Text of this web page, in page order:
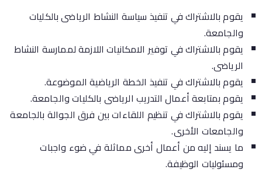
يقوم بالاشتراك في تنفيذ سياسة النشاط الرياضى بالكليات
والجامعة.
يقوم بالاشتراك في توفير الامكانيات اللازمة لممارسة النشاط
الرياضى.
يقوم بالاشتراك في تنفيذ الخطة الرياضية الموضوعة.
يقوم بمتابعة أعمال التدريب الرياضى بالكليات والجامعة.
يقوم بالاشتراك في تنظيم اللقاءات بين فرق الجوالة بالجامعة
والجامعات الأخرى.
ما يسند إليه من أعمال أخرى مماثلة في ضوء واجبات
ومسئوليات الوظيفة.